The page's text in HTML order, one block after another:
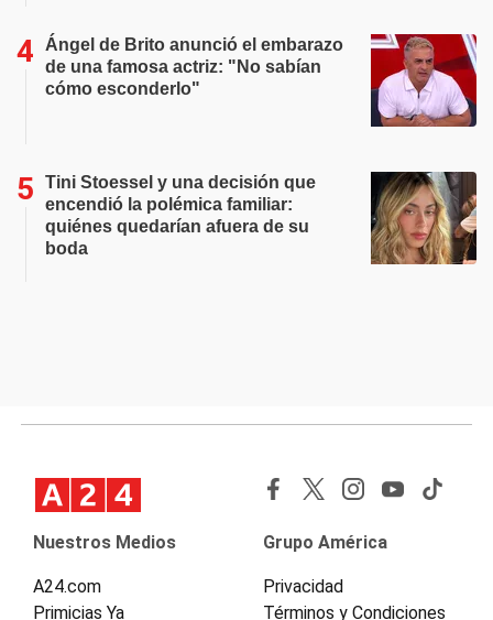
Ángel de Brito anunció el embarazo
de una famosa actriz: "No sabían
cómo esconderlo"
Tini Stoessel y una decisión que
encendió la polémica familiar:
quiénes quedarían afuera de su
boda
Nuestros Medios
A24.com
Primicias Ya
Grupo América
Privacidad
Términos y Condiciones